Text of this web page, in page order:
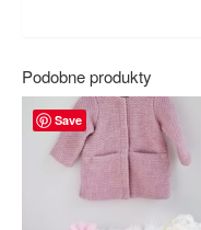
Podobne produkty
Save